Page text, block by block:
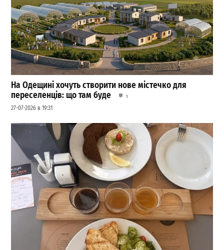
На Одещині хочуть створити нове містечко для
переселенців: що там буде
1
27-07-2026 в 19:31